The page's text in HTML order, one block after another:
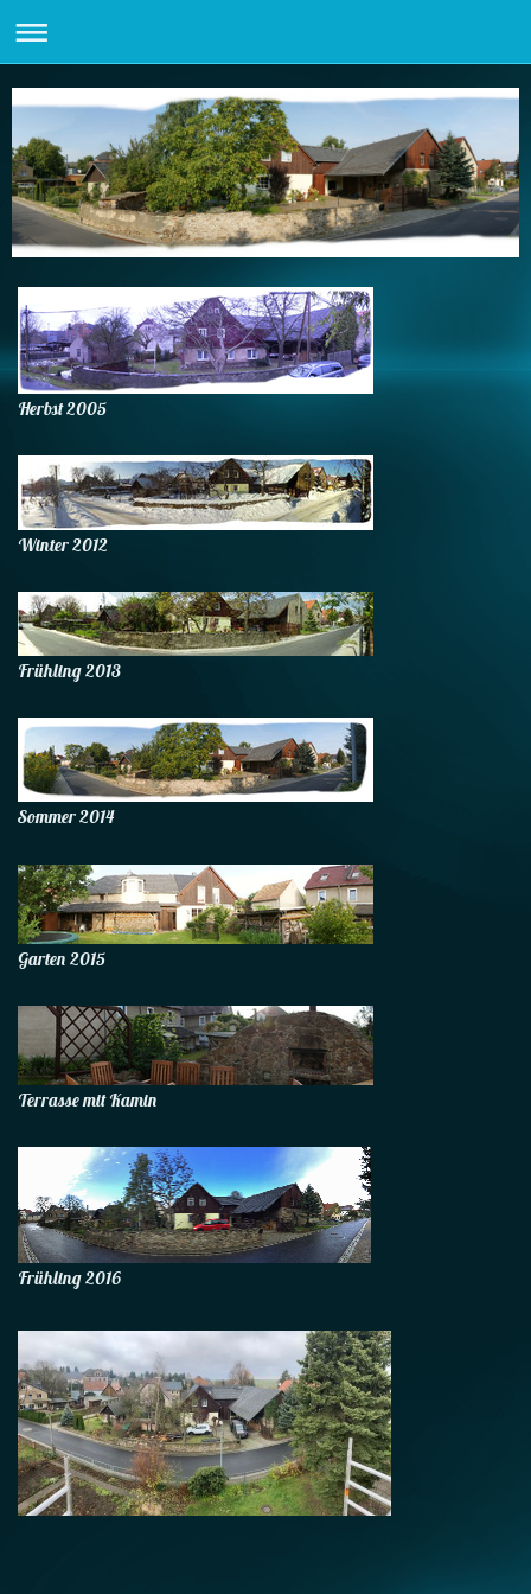
Herbst 2005
Winter 2012
Frühling 2013
Sommer 2014
Garten 2015
Terrasse mit Kamin
Frühling 2016